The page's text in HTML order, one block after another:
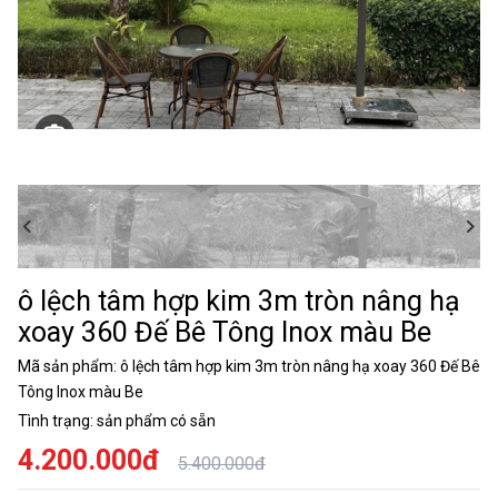
ô lệch tâm hợp kim 3m tròn nâng hạ
xoay 360 Đế Bê Tông Inox màu Be
Mã sản phẩm: ô lệch tâm hợp kim 3m tròn nâng hạ xoay 360 Đế Bê
Tông Inox màu Be
Tình trạng: sản phẩm có sẵn
4.200.000đ 5.400.000đ